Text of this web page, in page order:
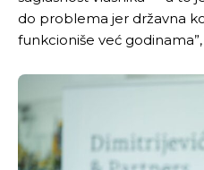
do problema jer državna
funkcioniše već godinama”,